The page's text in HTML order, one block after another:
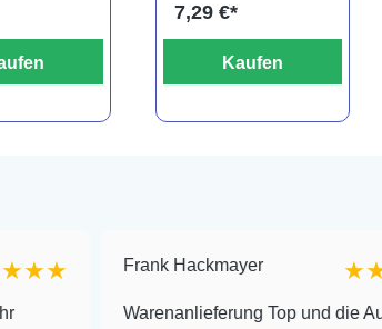
7,29 €*
Kaufen
Frank Hackmayer ★★★★
Warenanlieferung Top und die Auswahl